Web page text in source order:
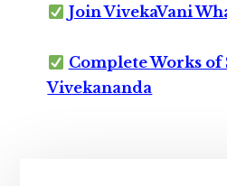
Join VivekaVani
Complete Works of
Vivekananda